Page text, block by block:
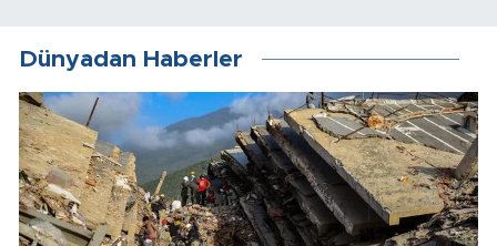
Dünyadan Haberler